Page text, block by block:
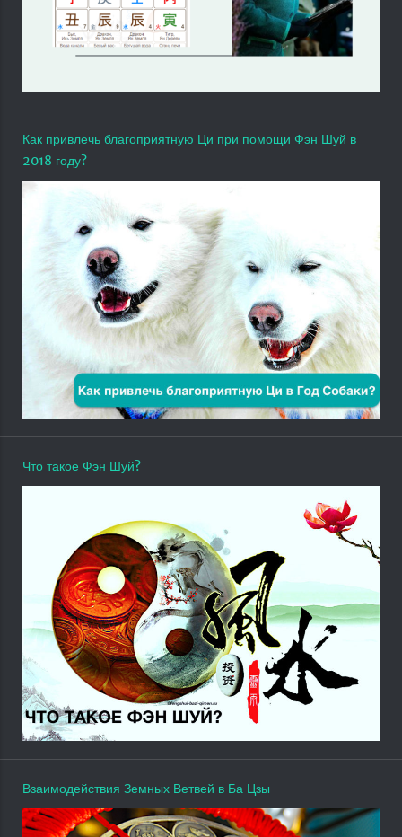
Как привлечь благоприятную Ци при помощи Фэн Шуй в
2018 году?
Что такое Фэн Шуй?
Взаимодействия Земных Ветвей в Ба Цзы